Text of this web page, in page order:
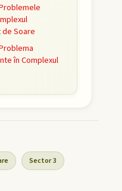
Soare
în Complexul
Sector 3